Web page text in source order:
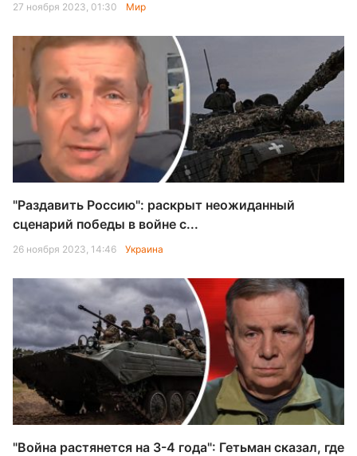
27 ноября 2023, 01:30 Мир
"Раздавить Россию": раскрыт неожиданный
сценарий победы в войне с...
26 ноября 2023, 14:46 Украина
"Война растянется на 3-4 года": Гетьман сказал, где